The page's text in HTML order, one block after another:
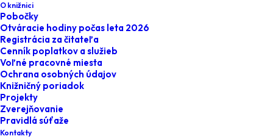
O knižnici
Pobočky
Otváracie hodiny počas leta 2026
Registrácia za čitateľa
Cenník poplatkov a služieb
Voľné pracovné miesta
Ochrana osobných údajov
Knižničný poriadok
Projekty
Zverejňovanie
Pravidlá súťaže
Kontakty
#citam_teda_som